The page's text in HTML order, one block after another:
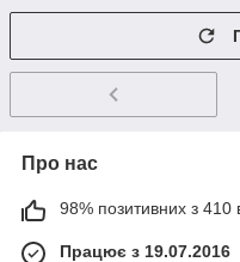
Про нас
98% позитивних з 410
Працює з 19.07.2016